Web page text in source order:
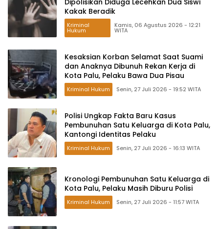
Dipolisikan Diduga Lecehkan Dua Siswi
Kakak Beradik
Kriminal
Hukum
Kamis, 06 Agustus 2026 - 12:21
WITA
Kesaksian Korban Selamat Saat Suami
dan Anaknya Dibunuh Rekan Kerja di
Kota Palu, Pelaku Bawa Dua Pisau
Kriminal Hukum Senin, 27 Juli 2026 - 19:52 WITA
Polisi Ungkap Fakta Baru Kasus
Pembunuhan Satu Keluarga di Kota Palu,
Kantongi Identitas Pelaku
Kriminal Hukum Senin, 27 Juli 2026 - 16:13 WITA
Kronologi Pembunuhan Satu Keluarga di
Kota Palu, Pelaku Masih Diburu Polisi
Kriminal Hukum Senin, 27 Juli 2026 - 11:57 WITA